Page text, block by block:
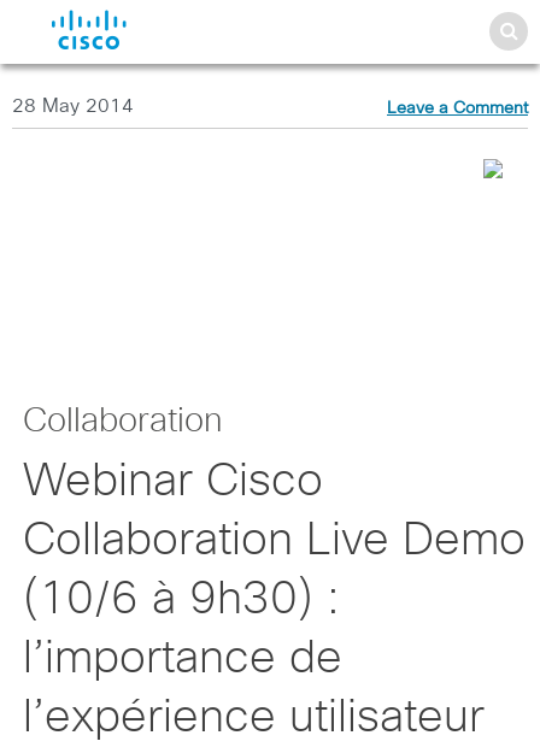
28 May 2014 Leave a Comment
Collaboration
Webinar Cisco
Collaboration Live Demo
(10/6 à 9h30) :
l’importance de
l’expérience utilisateur